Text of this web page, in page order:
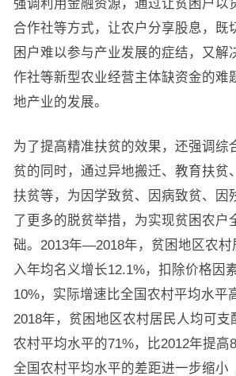
强调利用金融资源，通过让贫困户以
合作社等方式，让农户分享股息，既
困户难以参与产业发展的症结，又解
作社等新型农业经营主体缺资金的难
地产业的发展。
为了提高精准扶贫的效果，还强调综
贫的同时，通过异地搬迁、教育扶贫
扶贫等，为因学致贫、因病致贫、因
了更多的脱贫举措，为实现贫困农户
础。2013年—2018年，贫困地区农村
入年均名义增长12.1%，扣除价格因
10%，实际增速比全国农村平均水平
2018年，贫困地区农村居民人均可支
农村平均水平的71%，比2012年提高
全国农村平均水平的差距进一步缩小